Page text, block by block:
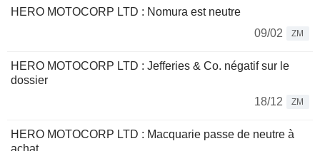
HERO MOTOCORP LTD : Nomura est neutre
09/02
ZM
HERO MOTOCORP LTD : Jefferies & Co. négatif sur le
dossier
18/12
ZM
HERO MOTOCORP LTD : Macquarie passe de neutre à